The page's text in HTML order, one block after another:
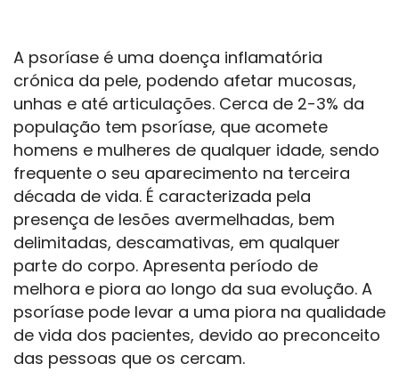
A psoríase é uma doença inflamatória
crónica da pele, podendo afetar mucosas,
unhas e até articulações. Cerca de 2-3% da
população tem psoríase, que acomete
homens e mulheres de qualquer idade, sendo
frequente o seu aparecimento na terceira
década de vida. É caracterizada pela
presença de lesões avermelhadas, bem
delimitadas, descamativas, em qualquer
parte do corpo. Apresenta período de
melhora e piora ao longo da sua evolução. A
psoríase pode levar a uma piora na qualidade
de vida dos pacientes, devido ao preconceito
das pessoas que os cercam.